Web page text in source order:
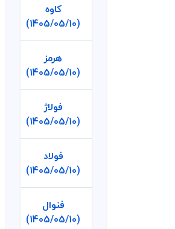
کاوه
(1405/05/10)
هرمز
(1405/05/10)
فولاژ
(1405/05/10)
فولاد
(1405/05/10)
فنوال
(1405/05/10)